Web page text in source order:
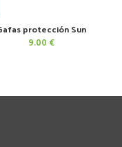
protección Sun
9.00 €